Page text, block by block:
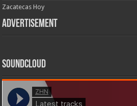
Zacatecas Hoy
Advertisement
SoundCloud